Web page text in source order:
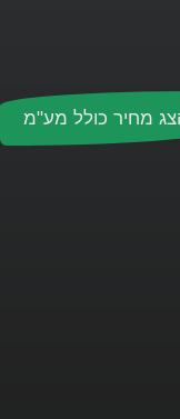
מחיר כולל מע"מ